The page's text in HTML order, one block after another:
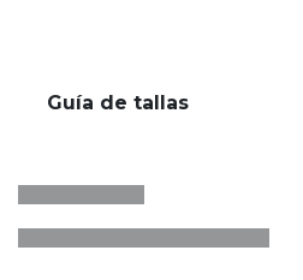
Guía de tallas